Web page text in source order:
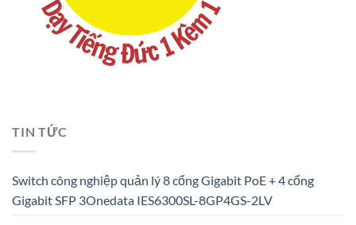
TIN TỨC
Switch công nghiệp quản lý 8 cổng Gigabit PoE + 4 cổng
Gigabit SFP 3Onedata IES6300SL-8GP4GS-2LV